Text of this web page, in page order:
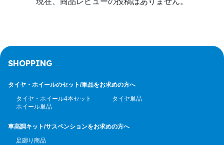
SHOPPING
タイヤ・ホイールのセット/単品をお求めの方へ
タイヤ・ホイール4本セット
タイヤ単品
ホイール単品
車高調キット/サスペンションをお求めの方へ
足廻り商品